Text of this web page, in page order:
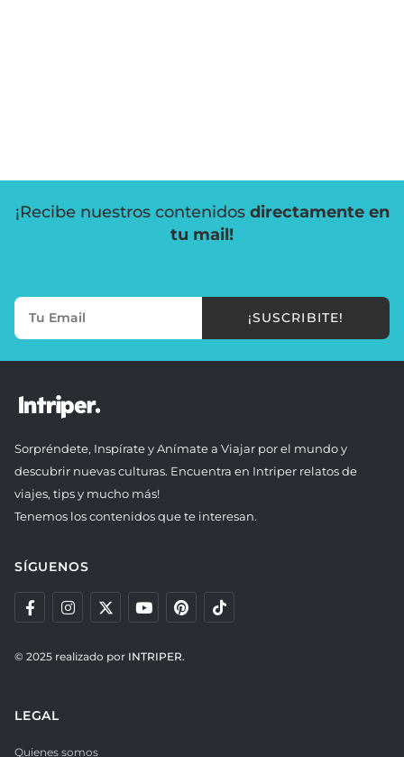
¡Recibe nuestros contenidos directamente en
tu mail!
¡SUSCRIBITE!
Sorpréndete, Inspírate y Anímate a Viajar por el mundo y
descubrir nuevas culturas. Encuentra en Intriper relatos de
viajes, tips y mucho más!
Tenemos los contenidos que te interesan.
SÍGUENOS
© 2025 realizado por INTRIPER.
LEGAL
Quienes somos